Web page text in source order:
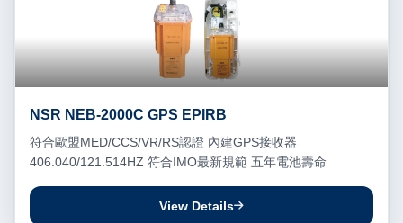
NSR NEB-2000C GPS EPIRB
符合歐盟MED/CCS/VR/RS認證 內建GPS接收器
406.040/121.514HZ 符合IMO最新規範 五年電池壽命
View Details